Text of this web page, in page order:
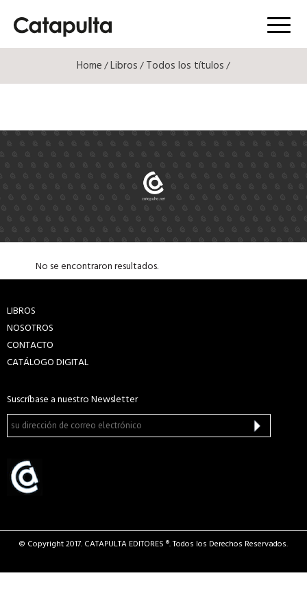
Menú
Home/Libros/Todos los títulos/
No se encontraron resultados.
LIBROS
NOSOTROS
CONTACTO
CATÁLOGO DIGITAL
Suscríbase a nuestro Newsletter
© Copyright 2017. CATAPULTA EDITORES ®. Todos los Derechos Reservados.